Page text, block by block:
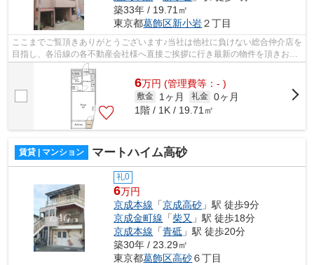
築33年 / 19.71㎡
東京都葛飾区新小岩２丁目
ここまでご覧頂きありがとうございます♪当社は他社に負けない総合仲介店を
目指し、各沿線の各不動産会社様へ直接ご挨拶に行き最新の物件を頂きお客
様へ提供しております！最新の情報は...
6万円 (管理費等：- )
敷金 1ヶ月 礼金 0ヶ月
1階 / 1K / 19.71㎡
賃貸 | マンション マートハイム高砂
礼0
6万円
京成本線 「京成高砂 」駅 徒歩9分
京成金町線 「柴又 」駅 徒歩18分
京成本線 「青砥 」駅 徒歩20分
築30年 / 23.29㎡
東京都葛飾区高砂６丁目